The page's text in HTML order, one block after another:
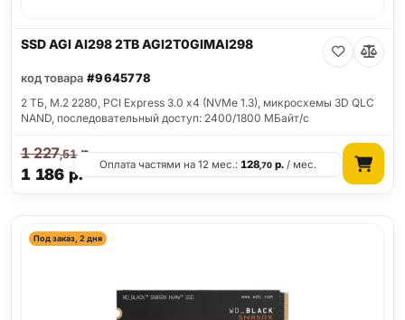
SSD AGI AI298 2TB AGI2T0GIMAI298
код товара #9645778
2 ТБ, M.2 2280, PCI Express 3.0 x4 (NVMe 1.3), микросхемы 3D QLC
NAND, последовательный доступ: 2400/1800 МБайт/с
1 186 р.
1 227,51р.
Оплата частями на 12 мес.:128,70 р. / мес.
Под заказ, 2 дня